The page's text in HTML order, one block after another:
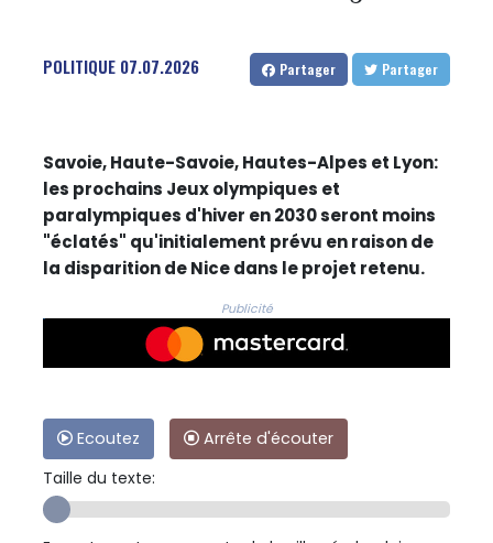
POLITIQUE 07.07.2026 Partager Partager
Savoie, Haute-Savoie, Hautes-Alpes et Lyon:
les prochains Jeux olympiques et
paralympiques d'hiver en 2030 seront moins
"éclatés" qu'initialement prévu en raison de
la disparition de Nice dans le projet retenu.
Publicité
Ecoutez
Arrête d'écouter
Taille du texte: